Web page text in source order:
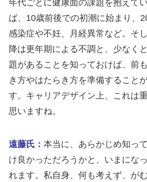
年代ごとに健康面の課題を抱えて
ば、10歳前後での初潮に始まり、
感染症や不妊、月経異常など。そ
降は更年期による不調と、少なく
題があることを知っておけば、前
き方やはたらき方を準備すること
す。キャリアデザイン上、これは
思いますね。
遠藤氏： 本当に、あらかじめ知っ
け良かっただろうかと、いまにな
れます。私自身、何も考えず、が